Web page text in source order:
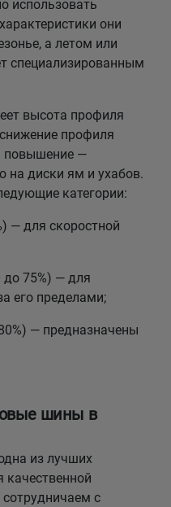
использовать
они
а летом или
специализированным
высота профиля
профиля
повышение —
на диски ям и ухабов.
категории:
— для скоростной
75%) — для
его пределами;
— предназначены
шины в
из лучших
качественной
с